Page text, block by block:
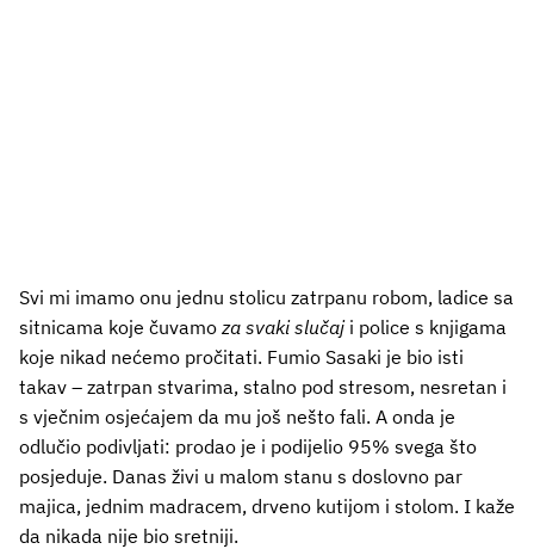
Svi mi imamo onu jednu stolicu zatrpanu robom, ladice sa
sitnicama koje čuvamo za svaki slučaji police s knjigama
koje nikad nećemo pročitati. Fumio Sasaki je bio isti
takav – zatrpan stvarima, stalno pod stresom, nesretan i
s vječnim osjećajem da mu još nešto fali. A onda je
odlučio podivljati: prodao je i podijelio 95% svega što
posjeduje. Danas živi u malom stanu s doslovno par
majica, jednim madracem, drveno kutijom i stolom. I kaže
da nikada nije bio sretniji.